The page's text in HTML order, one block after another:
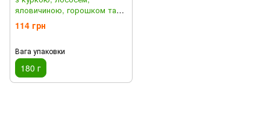
яловичиною, горошком та
бататом, 180 г
114 грн
Вага упаковки
180 г